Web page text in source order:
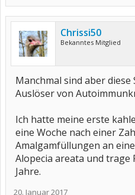
Chrissi50
Bekanntes Mitglied
Manchmal sind aber diese
Auslöser von
Ich hatte meine erste
eine Woche nach einer
Amalgamfüllungen an
Alopecia areata und trage
Jahre.
20. Januar 2017